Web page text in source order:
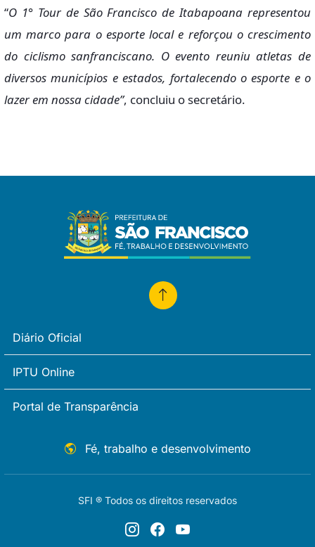
“O 1° Tour de São Francisco de Itabapoana representou
um marco para o esporte local e reforçou o crescimento
do ciclismo sanfranciscano. O evento reuniu atletas de
diversos municípios e estados, fortalecendo o esporte e o
lazer em nossa cidade”, concluiu o secretário.
Diário Oficial
IPTU Online
Portal de Transparência
Fé, trabalho e desenvolvimento
SFI ® Todos os direitos reservados